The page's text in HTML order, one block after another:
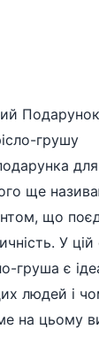
грушу
для
ще
що
У цій
груша є
людей і
на цьому